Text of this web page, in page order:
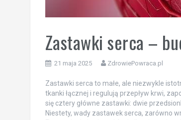
Zastawki serca –
21 maja 2025 ZdrowiePowraca.pl
Zastawki serca to małe, ale niezwykle
tkanki łącznej i regulują przepływ krwi,
się cztery główne zastawki: dwie
Niestety, wady zastawek serca, zarówno